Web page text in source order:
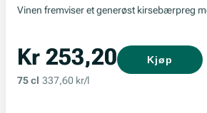
Vinen fremviser et generøst kirsebærpreg
Kr 253,20
75 cl 337,60 kr/l
Kjøp